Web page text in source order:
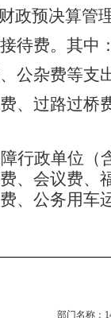
政预决算管
待费。其
公杂费等
、过路过桥
障行政单位
、会议费
、公务用车
部门名称：